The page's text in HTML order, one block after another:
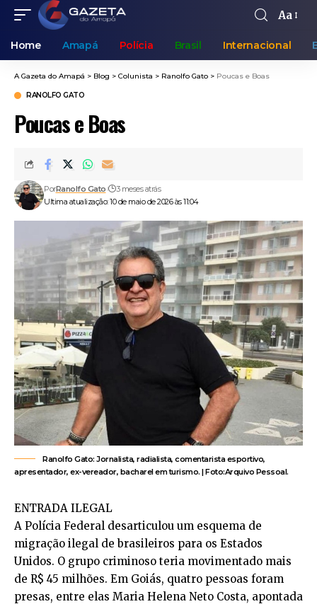
Aa
Home Amapá Polícia Brasil Internacional
A Gazeta do Amapá > Blog > Colunista > Ranolfo Gato > Poucas e Boas
RANOLFO GATO
Poucas e Boas
Ultima atualização: 10 de maio de 2026 às 11:04
PorRanolfo Gato 3 meses atrás
Ranolfo Gato: Jornalista, radialista, comentarista esportivo,
apresentador, ex-vereador, bacharel em turismo. | Foto:Arquivo Pessoal.
ENTRADA ILEGAL
A Polícia Federal desarticulou um esquema de
migração ilegal de brasileiros para os Estados
Unidos. O grupo criminoso teria movimentado mais
de R$ 45 milhões. Em Goiás, quatro pessoas foram
presas, entre elas Maria Helena Neto Costa, apontada